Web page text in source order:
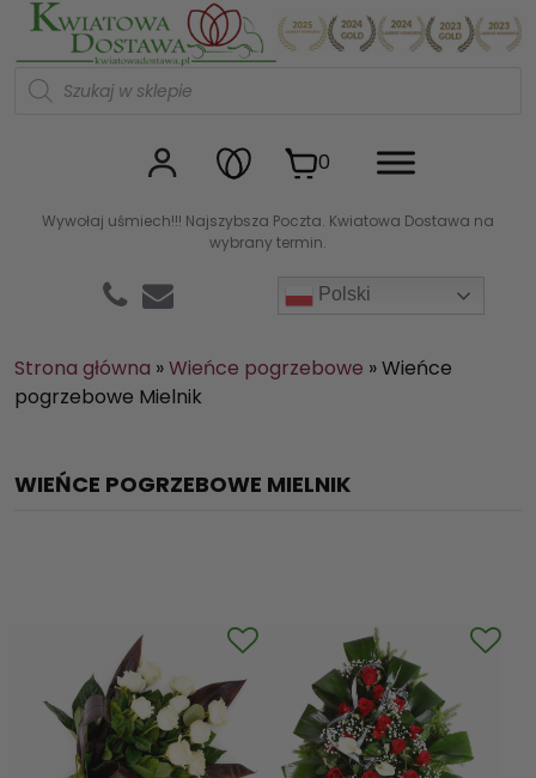
Wywołaj uśmiech!!! Najszybsza Poczta. Kwiatowa Dostawa na
wybrany termin.
Polski
Kwiaciarnia internetowa
W
d
u
k
0
Strona główna »Wieńce pogrzebowe »Wieńce
pogrzebowe Mielnik
WIEŃCE POGRZEBOWE MIELNIK